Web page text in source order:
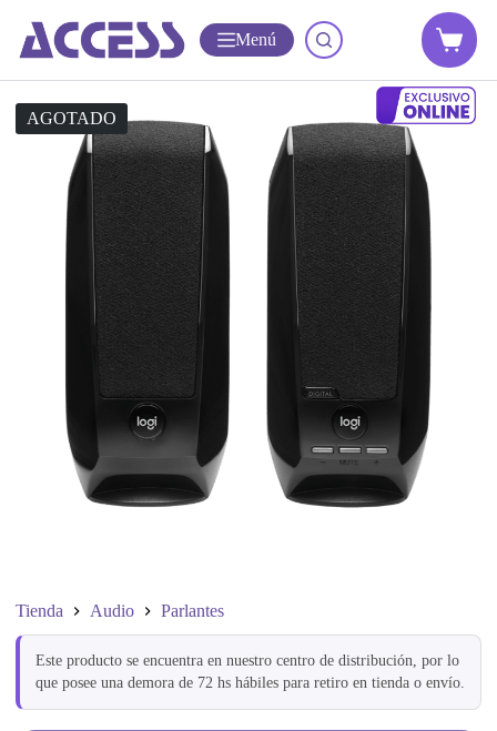
Menú
AGOTADO
Tienda Audio Parlantes
Este producto se encuentra en nuestro centro de distribución, por lo
que posee una demora de 72 hs hábiles para retiro en tienda o envío.